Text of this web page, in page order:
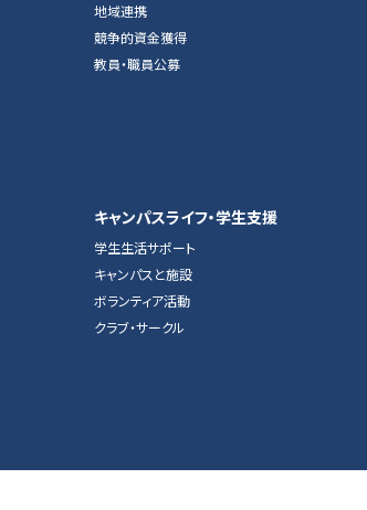
地域連携
競争的資金獲得
教員・職員公募
キャンパスライフ・学生支援
学生生活サポート
キャンパスと施設
ボランティア活動
クラブ・サークル